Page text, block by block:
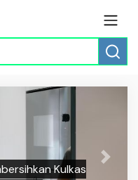
Kulkas
Next